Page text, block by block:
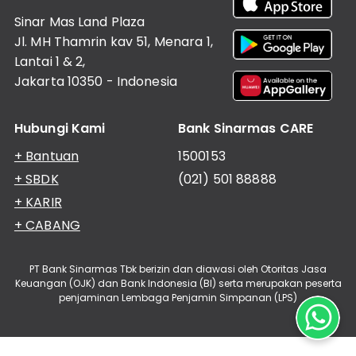
Nasabah
Hubungan
Investor
Karir
Sinar Mas Land Plaza
Jl. MH Thamrin kav 51, Menara 1,
Lantai 1 & 2,
Jakarta 10350 - Indonesia
Hubungi Kami
+ Bantuan
+ SBDK
+ KARIR
+ CABANG
Bank Sinarmas CARE
1500153
(021) 501 88888
PT Bank Sinarmas Tbk berizin dan diawasi oleh Otoritas Jasa
Keuangan (OJK) dan Bank Indonesia (BI) serta merupakan peserta
penjaminan Lembaga Penjamin Simpanan (LPS)